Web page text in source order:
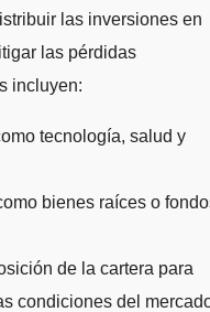
las inversiones en
las pérdidas
incluyen:
tecnología, salud y
bienes raíces o
de la cartera para
condiciones del